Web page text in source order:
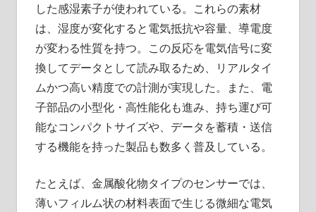
した感湿素子が使われている。これらの素材
は、湿度が変化すると電気抵抗や容量、導電度
が変わる性質を持つ。この反応を電気信号に変
換してデータとして読み取るため、リアルタイ
ムかつ高い精度での計測が実現した。また、電
子部品の小型化・高性能化も進み、持ち運び可
能なコンパクトサイズや、データを蓄積・送信
する機能を持った製品も数多く普及している。
たとえば、金属酸化物タイプのセンサーでは、
薄いフィルム状の材料表面で生じる微細な電気